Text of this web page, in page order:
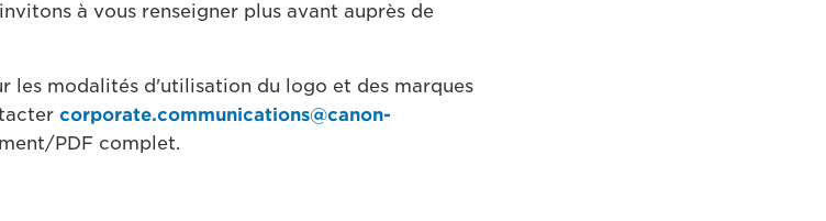
à vous renseigner plus avant auprès de
les modalités d'utilisation du logo et des marques
corporate.communications@canon-
PDF complet.